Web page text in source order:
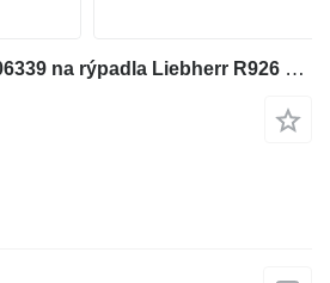
Zubové čerpadlo 9006339 na rýpadla Liebherr R926 COMP / R946 LC / R946 NLC